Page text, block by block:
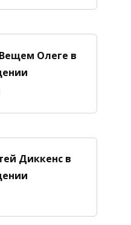
Олеге в
Диккенс в